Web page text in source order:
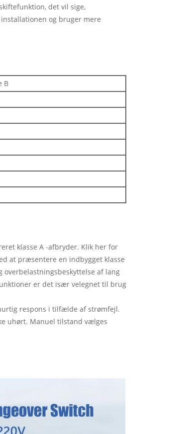
det vil sige,
og bruger mere
B
klasse A -afbryder. Klik her for
at præsentere en indbygget klasse
overbelastningsbeskyttelse af lang
er det især velegnet til brug
respons i tilfælde af strømfejl.
uhørt. Manuel tilstand vælges